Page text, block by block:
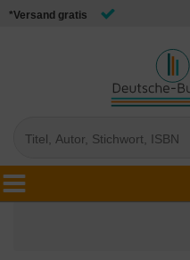
*Versand gratis